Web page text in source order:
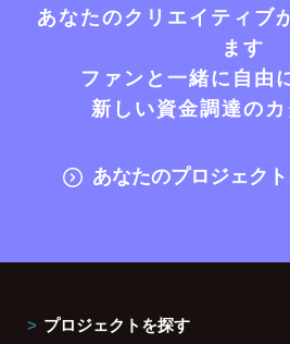
あなたのクリエイティブ
ます
ファンと一緒に自由
新しい資金調達の
あなたのプロジェク
プロジェクトを探す